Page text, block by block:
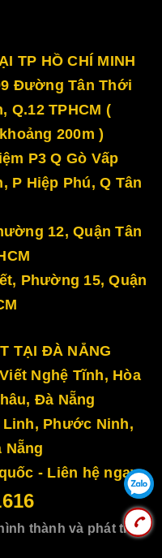
TP HỒ CHÍ MINH
Đường Tân Thới
Q.12 TPHCM (
200m )
P3 Q Gò Vấp
P Hiệp Phú, Q Tân
12, Quận Tân
Phường 15, Quận
TẠI ĐÀ NẴNG
Nghệ Tĩnh, Hòa
Đà Nẵng
Linh, Phước Ninh,
Nẵng
- Liên hệ ngay
thành và phát triển